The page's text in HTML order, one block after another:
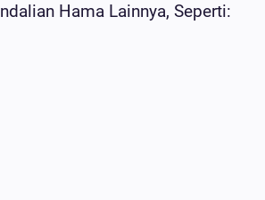
Hama Lainnya, Seperti: